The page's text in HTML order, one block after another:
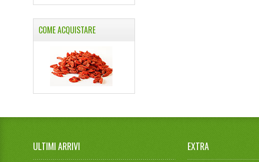
COME ACQUISTARE
ULTIMI ARRIVI EXTRA